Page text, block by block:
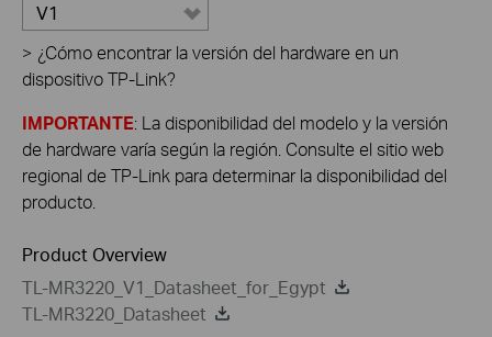
V1
> ¿Cómo encontrar la versión del hardware en un
dispositivo TP-Link?
IMPORTANTE: La disponibilidad del modelo y la versión
de hardware varía según la región. Consulte el sitio web
regional de TP-Link para determinar la disponibilidad del
producto.
Product Overview
TL-MR3220_V1_Datasheet_for_Egypt
TL-MR3220_Datasheet